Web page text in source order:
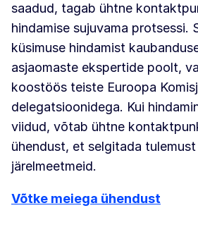
saadud, tagab ühtne
hindamise sujuvama protsessi.
küsimuse hindamist
asjaomaste ekspertide poolt,
koostöös teiste Euroopa
delegatsioonidega. Kui
viidud, võtab ühtne
ühendust, et selgitada
järelmeetmeid.
Võtke meiega ühendust